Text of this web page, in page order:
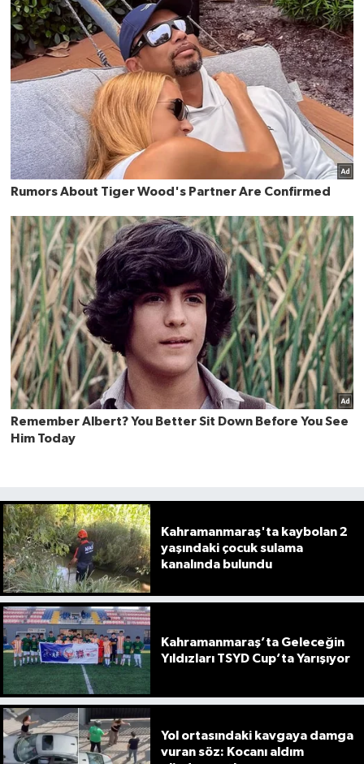
Kahramanmaraş'ta kaybolan 2
yaşındaki çocuk sulama
kanalında bulundu
Kahramanmaraş’ta Geleceğin
Yıldızları TSYD Cup’ta Yarışıyor
Yol ortasındaki kavgaya damga
vuran söz: Kocanı aldım